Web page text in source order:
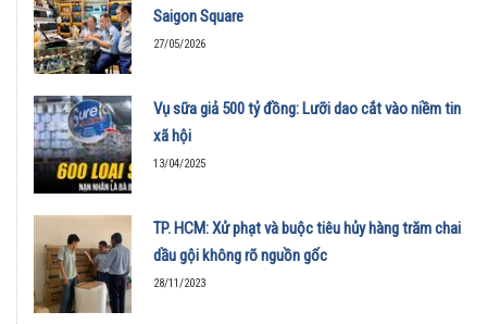
Saigon Square
27/05/2026
Vụ sữa giả 500 tỷ đồng: Lưỡi dao cắt vào niềm tin
xã hội
13/04/2025
TP. HCM: Xử phạt và buộc tiêu hủy hàng trăm chai
dầu gội không rõ nguồn gốc
28/11/2023